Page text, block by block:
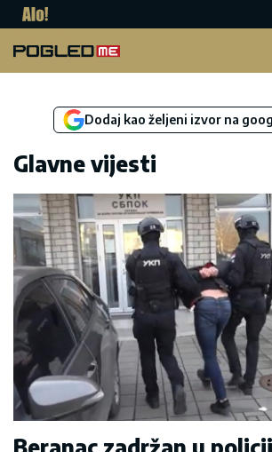
Dodaj kao željeni izvor na
Glavne vijesti